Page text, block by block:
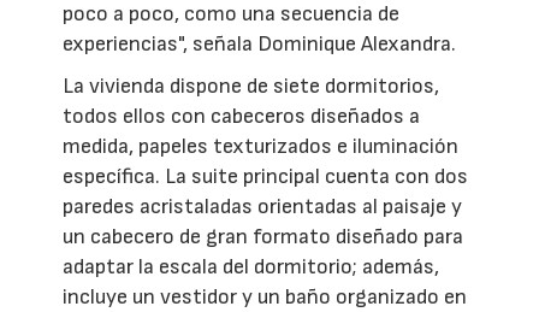
poco a poco, como una secuencia de
experiencias", señala Dominique Alexandra.
La vivienda dispone de siete dormitorios,
todos ellos con cabeceros diseñados a
medida, papeles texturizados e iluminación
específica. La suite principal cuenta con dos
paredes acristaladas orientadas al paisaje y
un cabecero de gran formato diseñado para
adaptar la escala del dormitorio; además,
incluye un vestidor y un baño organizado en